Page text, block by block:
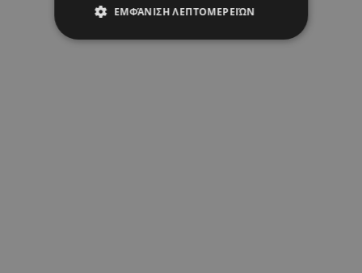
ΕΜΦΆΝΙΣΗ ΛΕΠΤΟΜΕΡΕΙΏΝ